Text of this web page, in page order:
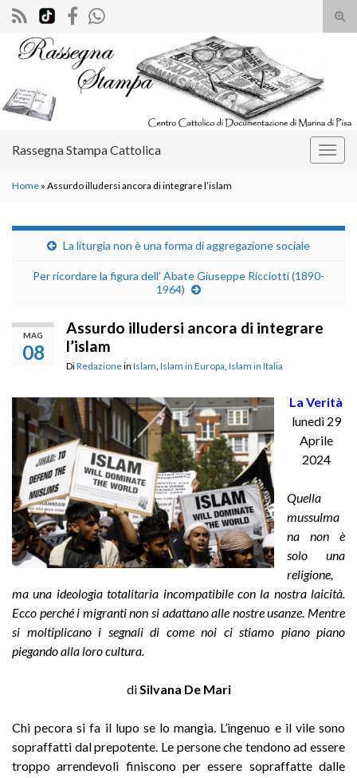
il
Search for:
Rassegna Stampa Cattolica
Home » Assurdo illudersi ancora di integrare l’islam
La liturgia non è una forma di aggregazione sociale
Per ricordare la figura dell’ Abate Giuseppe Ricciotti (1890-
1964)
MAG
08
Assurdo illudersi ancora di integrare
l’islam
DiRedazionein Islam Islam in Europa Islam in Italia
La Verità
lunedì 29
Aprile
2024
Quella
mussulma
na non è
solo una
religione,
ma una ideologia totalitaria incompatibile con la nostra laicità.
Ecco perché i migranti non si adattano alle nostre usanze. Mentre
si moltiplicano i segnali di come noi ci stiamo piano piano
piegando alla loro cultura.
di Silvana De Mari
Chi pecora si fa il lupo se lo mangia. L’ingenuo e il vile sono
sopraffatti dal prepotente. Le persone che tendono ad essere
troppo arrendevoli finiscono per essere sopraffatte dalle